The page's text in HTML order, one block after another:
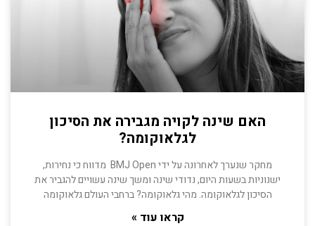
האם שינה לקויה מגבירה את הסיכון
לגלאוקומה?
מחקר שנערך לאחרונה על ידי BMJ Open מדווח כי נחירות,
ישנוניות בשעות היום, נדודי שינה ומשך שינה עשויים להגביר את
הסיכון לגלאוקומה. מהי גלאוקומה? ברחבי העולם גלאוקומה
קראו עוד »